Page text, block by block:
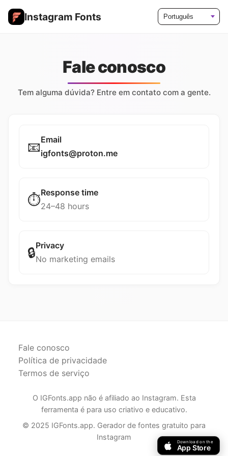
Download on the
App Store
Instagram Fonts Language
Fale conosco
Tem alguma dúvida? Entre em contato com a gente.
📧Email
igfonts@proton.me
⏱️Response time
24–48 hours
🔒Privacy
No marketing emails
Fale conosco
Política de privacidade
Termos de serviço
O IGFonts.app não é afiliado ao Instagram. Esta
ferramenta é para uso criativo e educativo.
© 2025 IGFonts.app. Gerador de fontes gratuito para
Instagram